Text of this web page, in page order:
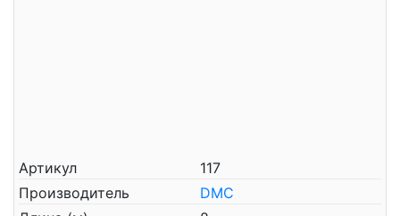
Артикул
117
Производитель
DMC